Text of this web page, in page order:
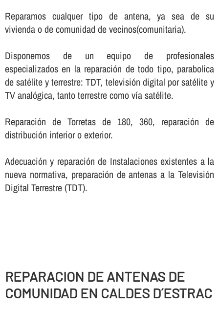
Reparamos cualquer tipo de antena, ya sea de su
vivienda o de comunidad de vecinos(comunitaria).
Disponemos de un equipo de profesionales
especializados en la reparación de todo tipo, parabolica
de satélite y terrestre: TDT, televisión digital por satélite y
TV analógica, tanto terrestre como ví­a satélite.
Reparación de Torretas de 180, 360, reparación de
distribución interior o exterior.
Adecuación y reparación de Instalaciones existentes a la
nueva normativa, preparación de antenas a la Televisión
Digital Terrestre (TDT).
REPARACION DE ANTENAS DE
COMUNIDAD EN CALDES D´ESTRAC